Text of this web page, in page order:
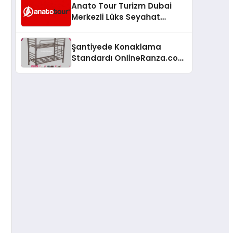
Anato Tour Turizm Dubai
Merkezli Lüks Seyahat
Şantiyede Konaklama
Standardı OnlineRanza.com